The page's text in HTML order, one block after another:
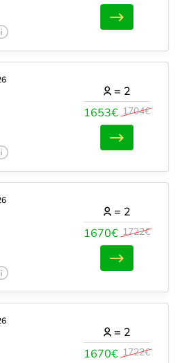
1653€ 1704€
= 2
1670€ 1722€
= 2
1670€ 1722€
= 2